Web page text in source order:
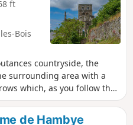
ft
Bois
countryside, the
surrounding area with a
which, as you follow the
backdrop to the abbey
into the landscapes of the
de Hambye